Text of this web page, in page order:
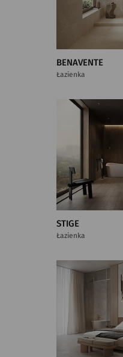
BENAVENTE
Łazienka
STIGE
Łazienka